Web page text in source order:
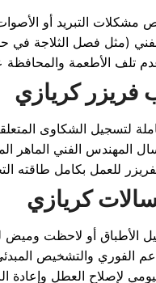
التبريد أو الأصوات
(مثل فصل الثلاجة
فريزر كريازي
لتسجيل الشكاوى
المهندس الفني الماهر
كريازي
أو لاحظت وميض
الفوري والتشخيص